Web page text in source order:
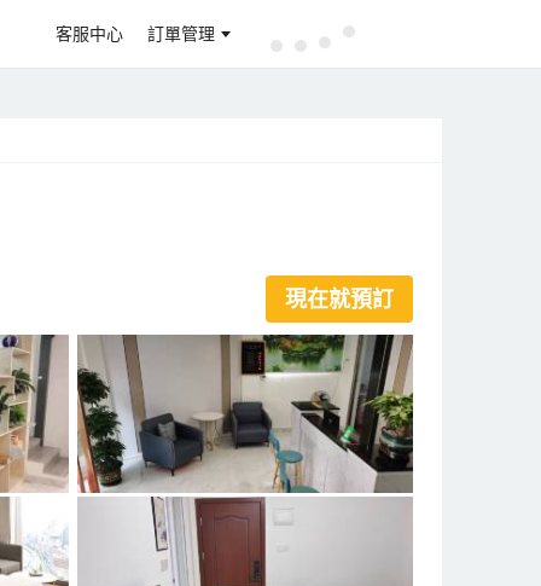
客服中心 訂單管理
現在就預訂